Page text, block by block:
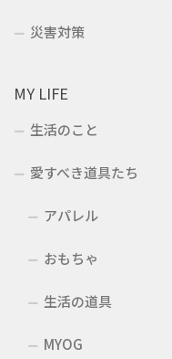
災害対策
MY LIFE
生活のこと
愛すべき道具たち
アパレル
おもちゃ
生活の道具
MYOG